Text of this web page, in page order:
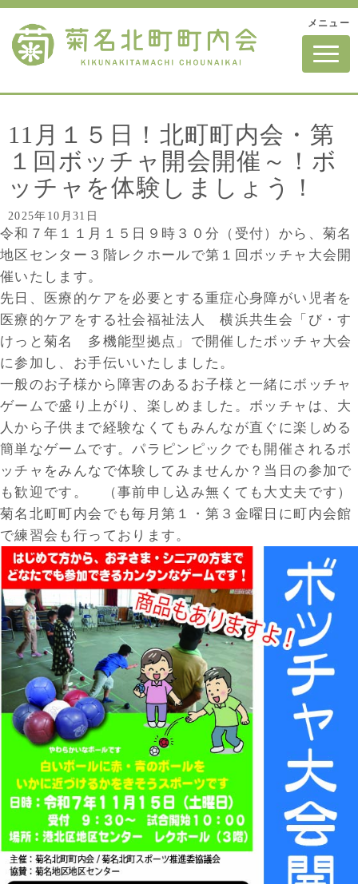
メニュー
N
a
v
t
i
o
n
11月１５日！北町町内会・第
１回ボッチャ開会開催～！ボ
ッチャを体験しましょう！
2025年10月31日
令和７年１１月１５日９時３０分（受付）から、菊名
地区センター３階レクホールで第１回ボッチャ大会開
催いたします。
先日、医療的ケアを必要とする重症心身障がい児者を
医療的ケアをする社会福祉法人 横浜共生会「び・す
けっと菊名 多機能型拠点」で開催したボッチャ大会
に参加し、お手伝いいたしました。
一般のお子様から障害のあるお子様と一緒にボッチャ
ゲームで盛り上がり、楽しめました。ボッチャは、大
人から子供まで経験なくてもみんなが直ぐに楽しめる
簡単なゲームです。パラピンピックでも開催されるボ
ッチャをみんなで体験してみませんか？当日の参加で
も歓迎です。 （事前申し込み無くても大丈夫です）
菊名北町町内会でも毎月第１・第３金曜日に町内会館
で練習会も行っております。